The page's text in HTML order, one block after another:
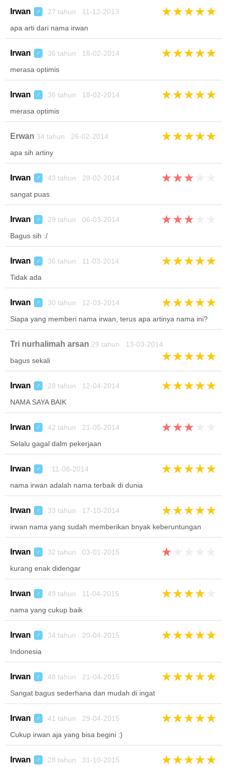
Irwan ♂ 27 tahun 11-12-2013 ★★★★★
apa arti dari nama irwan
Irwan ♂ 36 tahun 18-02-2014 ★★★★★
merasa optimis
Irwan ♂ 36 tahun 18-02-2014 ★★★★★
merasa optimis
Erwan 34 tahun 26-02-2014 ★★★★★
apa sih artiny
Irwan ♂ 43 tahun 28-02-2014 ★★★
sangat puas
Irwan ♂ 29 tahun 06-03-2014 ★★★
Bagus sih :/
Irwan ♂ 36 tahun 11-03-2014 ★★★★★
Tidak ada
Irwan ♂ 30 tahun 12-03-2014 ★★★★★
Siapa yang memberi nama irwan, terus apa artinya nama ini?
Tri nurhalimah arsan 29 tahun 13-03-2014
★★★★★
bagus sekali
Irwan ♂ 28 tahun 12-04-2014 ★★★★★
NAMA SAYA BAIK
Irwan ♂ 42 tahun 21-05-2014 ★★★
Selalu gagal dalm pekerjaan
Irwan ♂ 11-08-2014 ★★★★★
nama irwan adalah nama terbaik di dunia
Irwan ♂ 33 tahun 17-10-2014 ★★★★★
irwan nama yang sudah memberikan bnyak keberuntungan
Irwan ♂ 32 tahun 03-01-2015 ★
kurang enak didengar
Irwan ♂ 49 tahun 11-04-2015 ★★★★
nama yang cukup baik
Irwan ♂ 34 tahun 20-04-2015 ★★★★★
Indonesia
Irwan ♂ 48 tahun 21-04-2015 ★★★★★
Sangat bagus sederhana dan mudah di ingat
Irwan ♂ 41 tahun 29-04-2015 ★★★★★
Cukup irwan aja yang bisa begini :)
Irwan ♂ 28 tahun 31-10-2015 ★★★★★